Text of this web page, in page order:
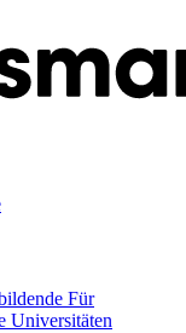
Für
Universitäten